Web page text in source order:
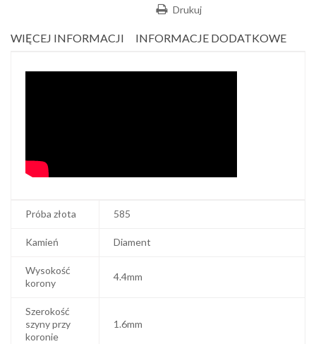
Drukuj
WIĘCEJ INFORMACJI INFORMACJE DODATKOWE
Próba złota 585
Kamień Diament
Wysokość
korony
4.4mm
Szerokość
szyny przy
koronie
1.6mm